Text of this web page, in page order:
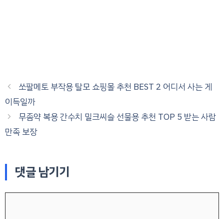
쏘팔메토 부작용 탈모 쇼핑몰 추천 BEST 2 어디서 사는 게
이득일까
무좀약 복용 간수치 밀크씨슬 선물용 추천 TOP 5 받는 사람
만족 보장
댓글 남기기